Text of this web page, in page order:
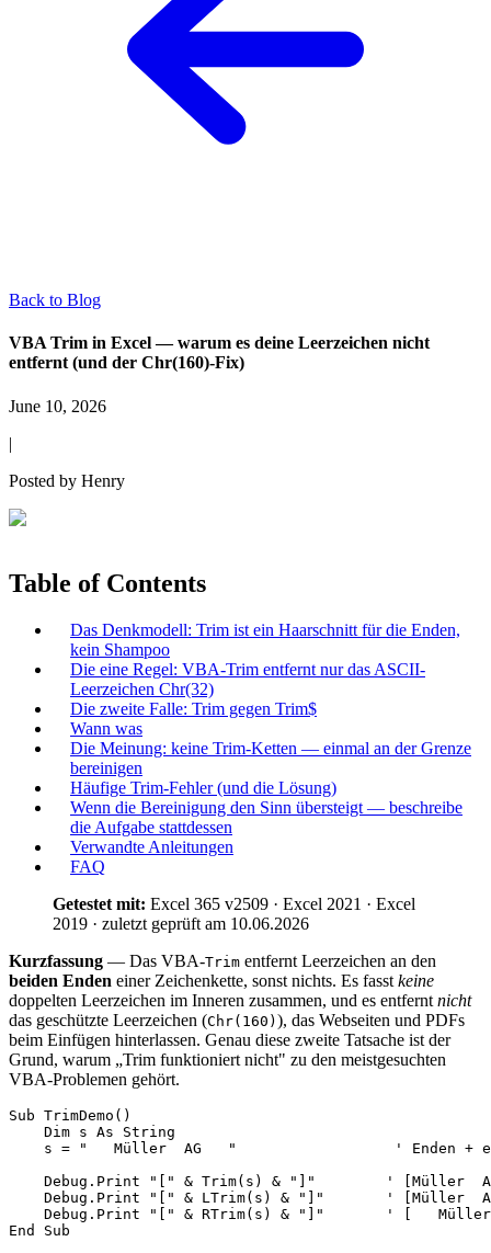
Back to Blog
VBA Trim in Excel — warum es deine Leerzeichen nicht
entfernt (und der Chr(160)-Fix)
June 10, 2026
|
Posted by Henry
Table of Contents
Das Denkmodell: Trim ist ein Haarschnitt für die Enden,
kein Shampoo
Die eine Regel: VBA-Trim entfernt nur das ASCII-
Leerzeichen Chr(32)
Die zweite Falle: Trim gegen Trim$
Wann was
Die Meinung: keine Trim-Ketten — einmal an der Grenze
bereinigen
Häufige Trim-Fehler (und die Lösung)
Wenn die Bereinigung den Sinn übersteigt — beschreibe
die Aufgabe stattdessen
Verwandte Anleitungen
FAQ
Getestet mit: Excel 365 v2509 · Excel 2021 · Excel
2019 · zuletzt geprüft am 10.06.2026
Kurzfassung — Das VBA-Trim entfernt Leerzeichen an den
beiden Enden einer Zeichenkette, sonst nichts. Es fasst keine
doppelten Leerzeichen im Inneren zusammen, und es entfernt nicht
das geschützte Leerzeichen (Chr(160) ), das Webseiten und PDFs
beim Einfügen hinterlassen. Genau diese zweite Tatsache ist der
Grund, warum „Trim funktioniert nicht" zu den meistgesuchten
VBA-Problemen gehört.
Sub TrimDemo()
    Dim s As String
s = "   Müller  AG   "                  ' Enden +
Debug.Print "[" & Trim(s) & "]"        ' [Müller
Debug.Print "[" & LTrim(s) & "]"       ' [Müller
Debug.Print "[" & RTrim(s) & "]"       ' [